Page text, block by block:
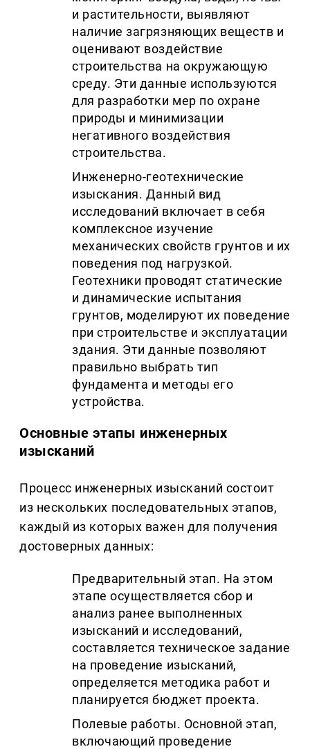
и растительности, выявляют
наличие загрязняющих веществ и
оценивают воздействие
строительства на окружающую
среду. Эти данные используются
для разработки мер по охране
природы и минимизации
негативного воздействия
строительства.
Инженерно-геотехнические
изыскания. Данный вид
исследований включает в себя
комплексное изучение
механических свойств грунтов и их
поведения под нагрузкой.
Геотехники проводят статические
и динамические испытания
грунтов, моделируют их поведение
при строительстве и эксплуатации
здания. Эти данные позволяют
правильно выбрать тип
фундамента и методы его
устройства.
Основные этапы инженерных
изысканий
Процесс инженерных изысканий состоит
из нескольких последовательных этапов,
каждый из которых важен для получения
достоверных данных:
Предварительный этап. На этом
этапе осуществляется сбор и
анализ ранее выполненных
изысканий и исследований,
составляется техническое задание
на проведение изысканий,
определяется методика работ и
планируется бюджет проекта.
Полевые работы. Основной этап,
включающий проведение